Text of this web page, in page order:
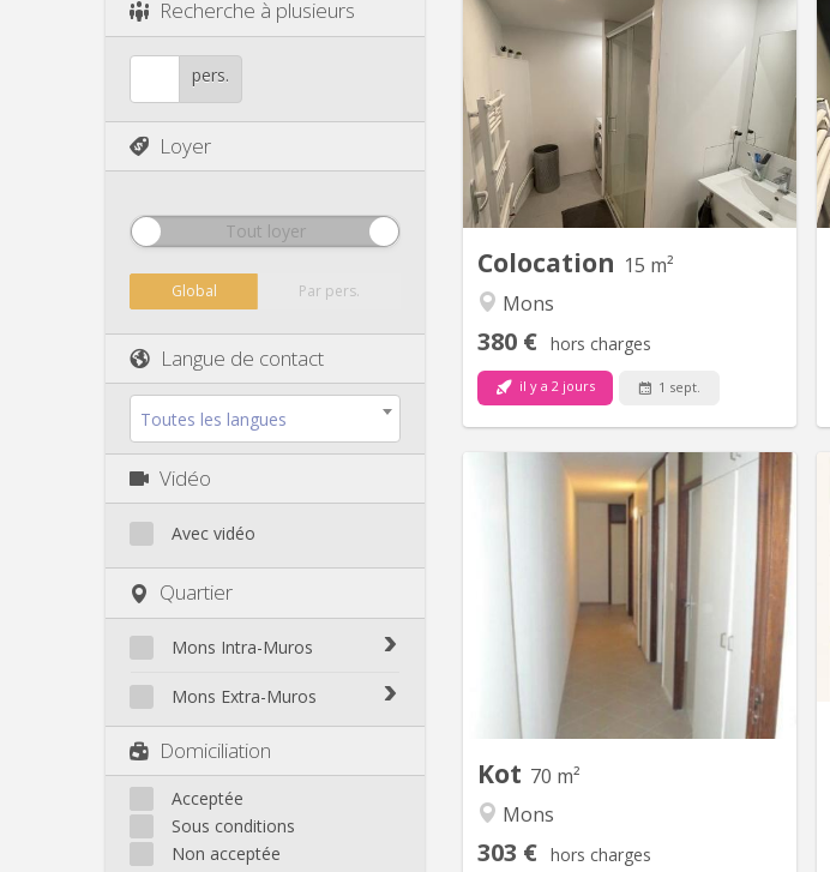
Recherche à plusieurs
pers.
Loyer
Tout loyer
Global Par pers.
Langue de contact
Toutes les langues
Vidéo
Avec vidéo
Quartier
Mons Intra-Muros
Mons Intra-Muros
Mons Extra-Muros
Domiciliation
Acceptée
Sous conditions
Non acceptée
Colocation 15 m²
Mons
380 € hors charges
il y a 2 jours 1 sept.
3 Chambres à louer pour étudiantes en
face des écoles UMONS et HEH. Déjà
deux chambre loué par deux filles et
cherche une troisième étudiante pour
la dernière chambre du 1er étage. Salle
de bain avec douche et machine à
laver. Cuisine équipée à partager.
Kot 70 m²
Mons
303 € hors charges
KM 354
Appartement spacieux avec 3
Idéalement situé non loin de
l'université de UCL Mons et de la haute
école HELHa, le "domaine les
bruyeres" est un parc de plus de 2
hectares qui offre aux étudiants un
cadre de vie calme et verdoyant à
proximité immédiate de...